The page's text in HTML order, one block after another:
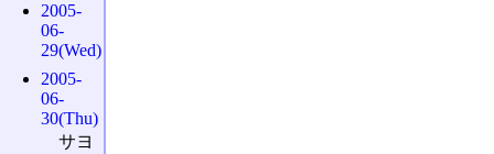
2005-
06-
29(Wed)
2005-
06-
30(Thu)
サヨ